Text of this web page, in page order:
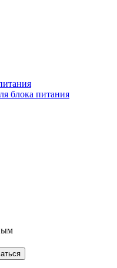
блока питания